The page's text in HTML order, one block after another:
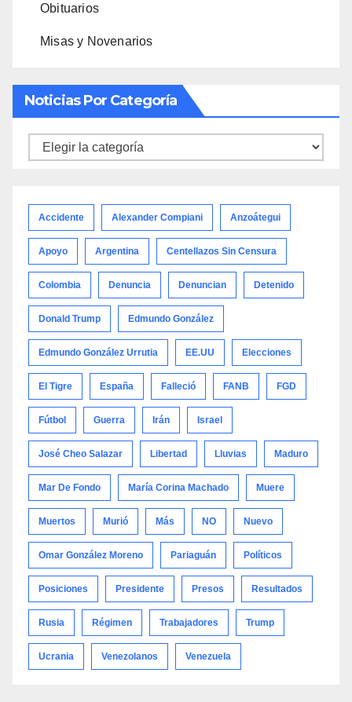
Obituarios
Misas y Novenarios
Noticias Por Categoría
Noticias
Accidente Alexander Compiani Anzoátegui
Apoyo Argentina Centellazos Sin Censura
Colombia Denuncia Denuncian Detenido
Donald Trump Edmundo González
Edmundo González Urrutia EE.UU Elecciones
El Tigre España Falleció FANB FGD
Fútbol Guerra Irán Israel
José Cheo Salazar Libertad Lluvias Maduro
Mar De Fondo María Corina Machado Muere
Muertos Murió Más NO Nuevo
Omar González Moreno Pariaguán Políticos
Posiciones Presidente Presos Resultados
Rusia Régimen Trabajadores Trump
Ucrania Venezolanos Venezuela